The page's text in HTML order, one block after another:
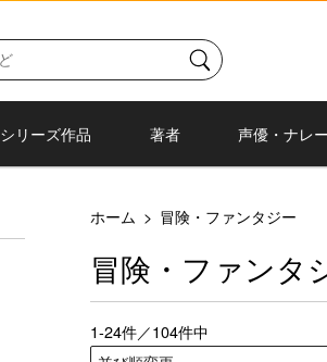
シリーズ作品 著者 声優・ナレ
ホーム > 冒険・ファンタジー
冒険・ファンタ
1-24件／104件中